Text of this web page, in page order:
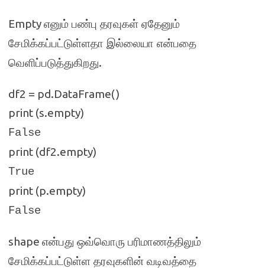
Emptyஎனும் பண்பு தரவுகள் ஏதேனும்
சேமிக்கப்பட்டுள்ளதா இல்லையா என்பதை
வெளிப்படுத்துகிறது.
df2 = pd.DataFrame()
print (s.empty)
False
print (df2.empty)
True
print (p.empty)
False
shape என்பது ஒவ்வொரு பரிமாணத்திலும்
சேமிக்கப்பட்டுள்ள தரவுகளின் வடிவத்தை